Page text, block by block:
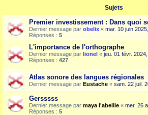
Sujets
Premier investissement : Dans quoi
Dernier message par obelix « mar. 10 juin
Réponses : 5
L'importance de l'orthographe
Dernier message par lionel « jeu. 01 févr.
Réponses : 427
Atlas sonore des langues régionales
Dernier message par Eustache « sam. 22 juil.
Gersssss
Dernier message par maya l'abeille « mer. 26
Réponses : 5